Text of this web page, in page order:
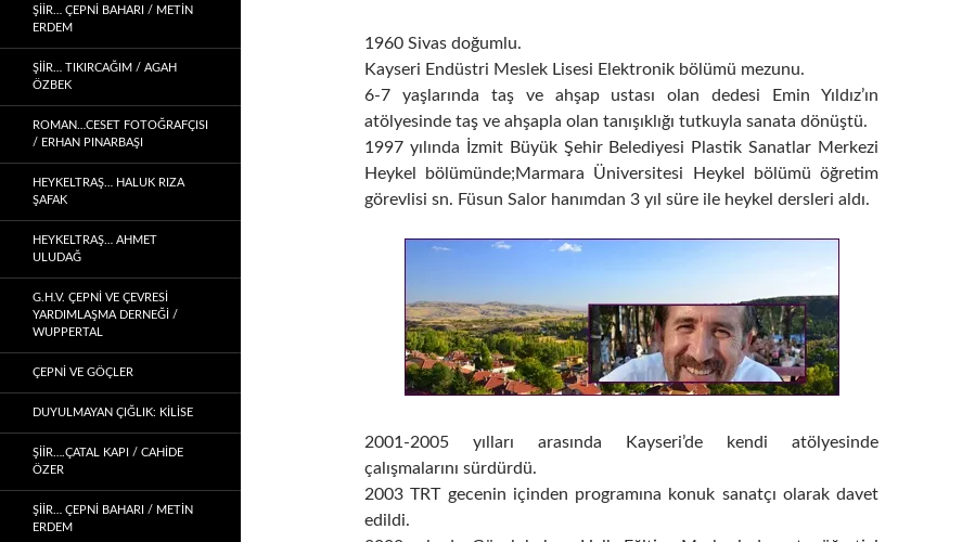
1960 Sivas doğumlu.
Kayseri Endüstri Meslek Lisesi Elektronik bölümü mezunu.
6-7 yaşlarında taş ve ahşap ustası olan dedesi Emin Yıldız’ın
atölyesinde taş ve ahşapla olan tanışıklığı tutkuyla sanata dönüştü.
1997 yılında İzmit Büyük Şehir Belediyesi Plastik Sanatlar Merkezi
Heykel bölümünde;Marmara Üniversitesi Heykel bölümü öğretim
görevlisi sn. Füsun Salor hanımdan 3 yıl süre ile heykel dersleri aldı.
2001-2005 yılları arasında Kayseri’de kendi atölyesinde
çalışmalarını sürdürdü.
2003 TRT gecenin içinden programına konuk sanatçı olarak davet
edildi.
ŞİİR… ÇEPNI BAHARI / METİN
ERDEM
ŞIIR… TIKIRCAĞIM / AGAH
ÖZBEK
ROMAN…CESET FOTOĞRAFÇISI
/ ERHAN PINARBAŞI
HEYKELTRAŞ… HALUK RIZA
ŞAFAK
HEYKELTRAŞ… AHMET
ULUDAĞ
G.H.V. ÇEPNİ VE ÇEVRESİ
YARDIMLAŞMA DERNEĞİ /
WUPPERTAL
ÇEPNI VE GÖÇLER
DUYULMAYAN ÇIĞLIK: KİLİSE
ŞİİR….ÇATAL KAPI / CAHİDE
ÖZER
ŞİİR… ÇEPNI BAHARI / METİN
ERDEM